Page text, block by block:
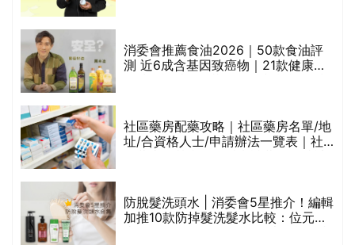
消委會推薦食油2026｜50款食油評
測 近6成含基因致癌物｜21款健康煮
社區藥房配藥攻略｜社區藥房名單/地
址/合資格人士/申請辦法一覽表｜社
防脫髮洗頭水 | 消委會5星推介！編輯
加推10款防掉髮洗髮水比較：位元